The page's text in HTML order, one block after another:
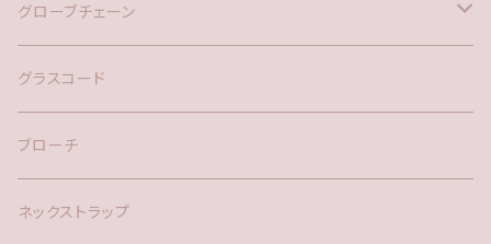
バックチャーム
ネックレス
グローブチェーン
バックチャーム
グラスコード
ブローチ
ネックストラップ